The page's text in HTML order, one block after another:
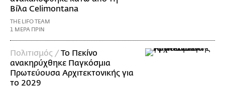
Βίλα Celimontana
THE LIFO TEAM
1 ΜΕΡΑ ΠΡΙΝ
Πολιτισμός /Το Πεκίνο
ανακηρύχθηκε Παγκόσμια
Πρωτεύουσα Αρχιτεκτονικής για
το 2029